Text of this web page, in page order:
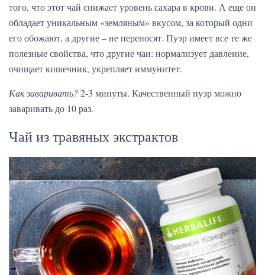
того, что этот чай снижает уровень сахара в крови. А еще он
обладает уникальным «земляным» вкусом, за который одни
его обожают, а другие – не переносят. Пуэр имеет все те же
полезные свойства, что другие чаи: нормализует давление,
очищает кишечник, укрепляет иммунитет.
Как заваривать?2-3 минуты. Качественный пуэр можно
заваривать до 10 раз.
Чай из травяных экстрактов